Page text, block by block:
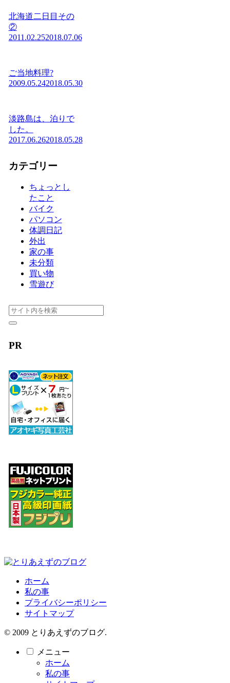
北海道二日目その
②
2011.02.252018.07.06
ご当地料理?
2009.05.242018.05.30
淡路島は、泊りで
した。
2017.06.262018.05.28
カテゴリー
ちょっとし
たこと
バイク
パソコン
体調日記
外出
家の事
未分類
買い物
雪遊び
PR
ホーム
私の事
プライバシーポリシー
サイトマップ
© 2009 とりあえずのブログ.
メニュー
ホーム
私の事